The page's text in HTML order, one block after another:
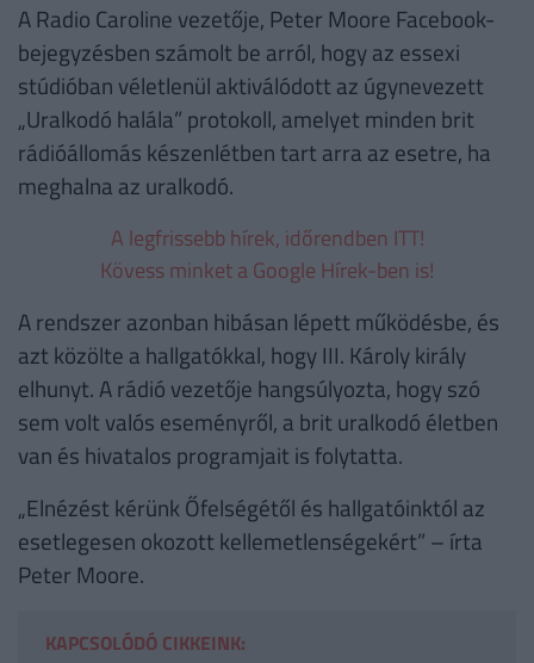
A Radio Caroline vezetője, Peter Moore Facebook-
bejegyzésben számolt be arról, hogy az essexi
stúdióban véletlenül aktiválódott az úgynevezett
„Uralkodó halála” protokoll, amelyet minden brit
rádióállomás készenlétben tart arra az esetre, ha
meghalna az uralkodó.
A legfrissebb hírek, időrendben ITT!
Kövess minket a Google Hírek-ben is!
A rendszer azonban hibásan lépett működésbe, és
azt közölte a hallgatókkal, hogy III. Károly király
elhunyt. A rádió vezetője hangsúlyozta, hogy szó
sem volt valós eseményről, a brit uralkodó életben
van és hivatalos programjait is folytatta.
„Elnézést kérünk Őfelségétől és hallgatóinktól az
esetlegesen okozott kellemetlenségekért” – írta
Peter Moore.
KAPCSOLÓDÓ CIKKEINK: